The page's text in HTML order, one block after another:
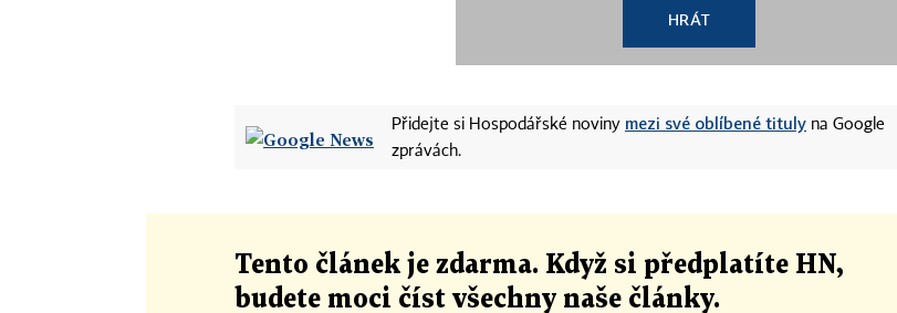
HRÁT
Přidejte si Hospodářské noviny mezi své oblíbené tituly na Google
zprávách.
Tento článek je zdarma. Když si předplatíte HN,
budete moci číst všechny naše články.